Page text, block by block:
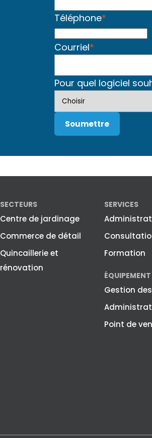
Téléphone*
Courriel*
Pour quel logiciel
SECTEURS
Centre de jardinage
Commerce de détail
Quincaillerie et
rénovation
SERVICES
Formation
ÉQUIPEMENT
Gestion
Point de